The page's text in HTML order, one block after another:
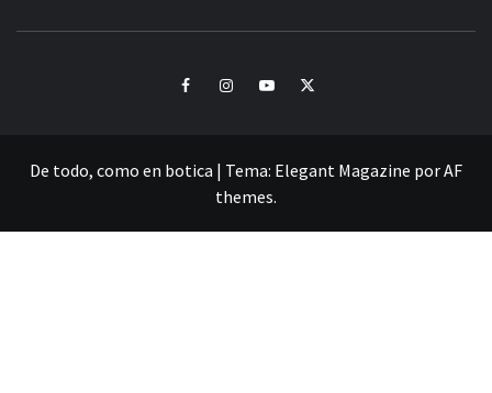
FacebookInstagramYoutubeTwitter
De todo, como en botica | Tema: Elegant Magazine porAF
themes.